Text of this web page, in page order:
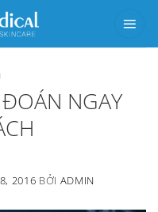
NGAY
2016 BỞI ADMIN